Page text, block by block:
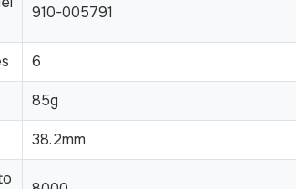
910-005791
6
85g
38.2mm